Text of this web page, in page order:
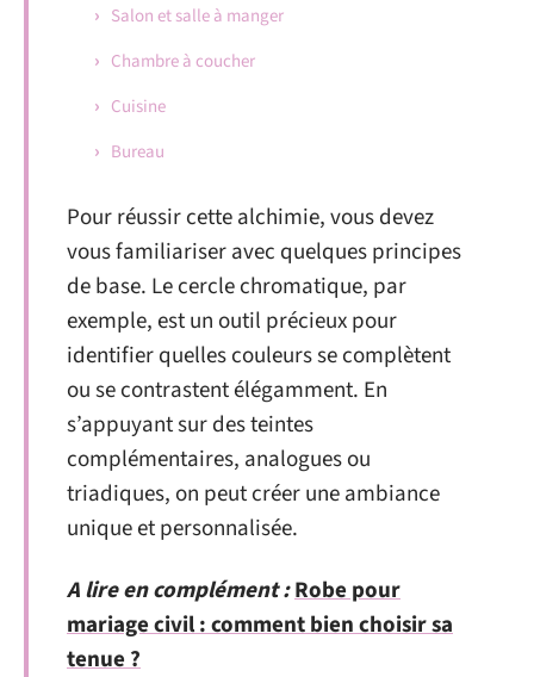
Salon et salle à manger
Chambre à coucher
Cuisine
Bureau
Pour réussir cette alchimie, vous devez
vous familiariser avec quelques principes
de base. Le cercle chromatique, par
exemple, est un outil précieux pour
identifier quelles couleurs se complètent
ou se contrastent élégamment. En
s’appuyant sur des teintes
complémentaires, analogues ou
triadiques, on peut créer une ambiance
unique et personnalisée.
A lire en complément :Robe pour
mariage civil : comment bien choisir sa
tenue ?